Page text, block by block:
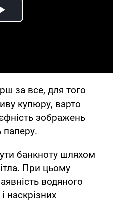
Play Video
за все, для того
купюру, варто
зображень
паперу.
банкноту шляхом
При цьому
водяного
наскрізних